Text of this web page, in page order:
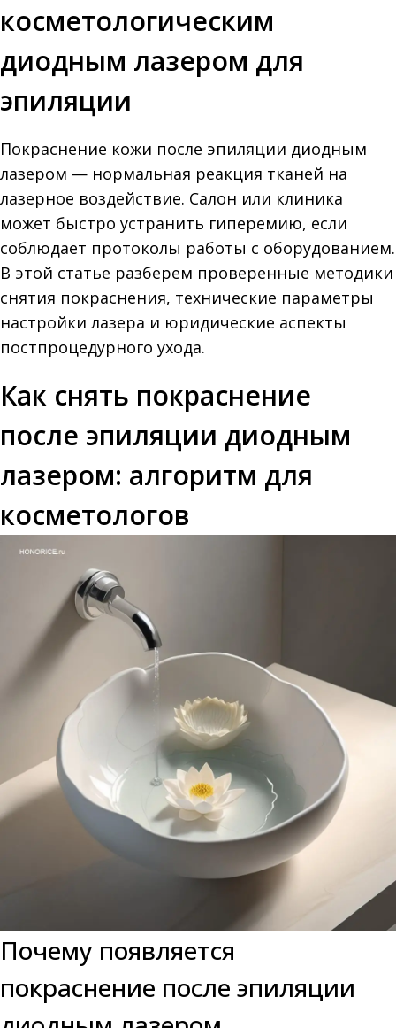
косметологическим
диодным лазером для
эпиляции
Покраснение кожи после эпиляции диодным
лазером — нормальная реакция тканей на
лазерное воздействие. Салон или клиника
может быстро устранить гиперемию, если
соблюдает протоколы работы с оборудованием.
В этой статье разберем проверенные методики
снятия покраснения, технические параметры
настройки лазера и юридические аспекты
постпроцедурного ухода.
Как снять покраснение
после эпиляции диодным
лазером: алгоритм для
косметологов
Почему появляется
покраснение после эпиляции